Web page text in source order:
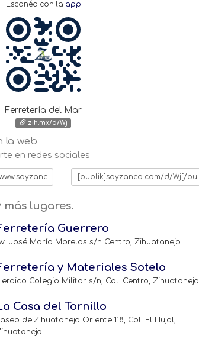
Escanéa con la app
Ferretería del Mar
zih.mx/d/Wj
la web
en redes sociales
lugares.
Guerrero
José María Morelos s/n Centro, Zihuatanejo
y Materiales Sotelo
Colegio Militar s/n, Col. Centro, Zihuatanejo
Casa del Tornillo
de.Zihuatanejo Oriente 118, Col. El Hujal,